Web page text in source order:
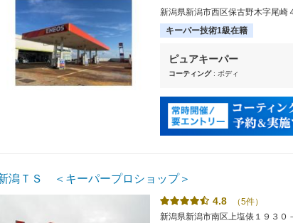
新潟県新潟市西区保古野木字尾崎
キーパー技術1級在籍
ピュアキーパー
コーティング: ボディ
潟ＴＳ ＜キーパープロショップ＞
4.8
（5件）
新潟県新潟市南区上塩俵１９３０